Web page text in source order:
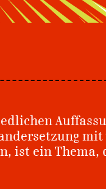
mit
ist ein Thema,